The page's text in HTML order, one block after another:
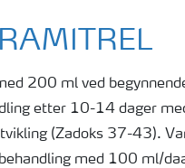
200 ml ved
etter 10-14 dager
(Zadoks 37-43).
med 100 ml/